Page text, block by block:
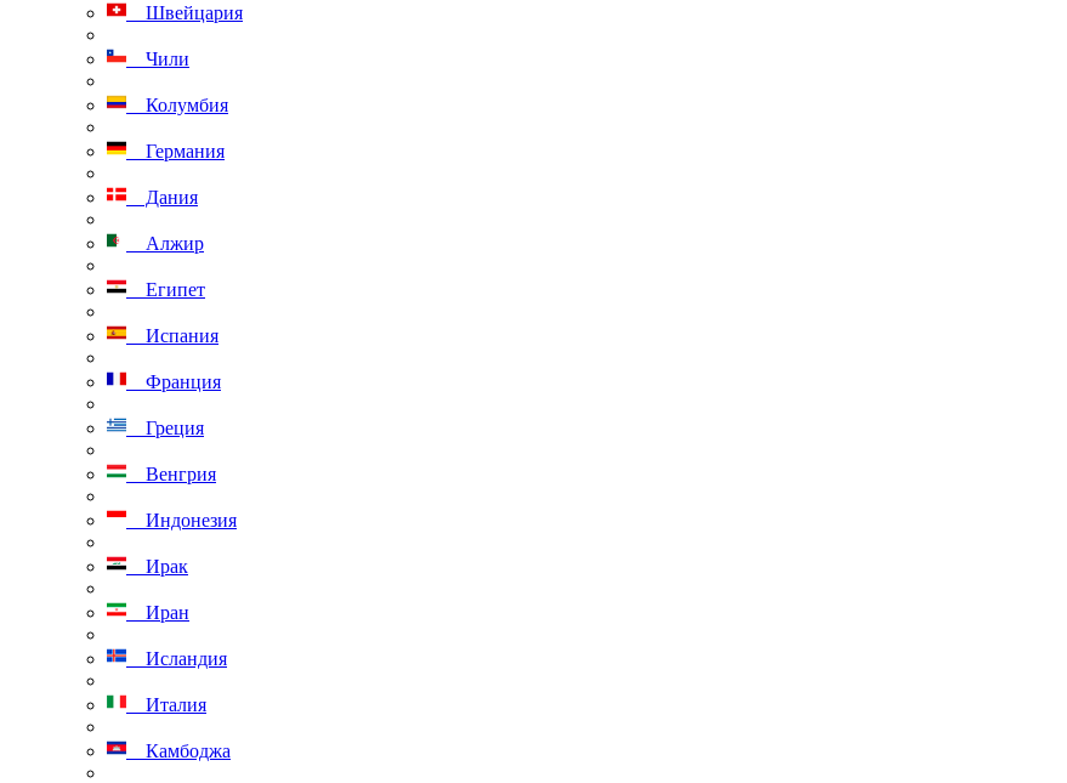
Швейцария
Чили
Колумбия
Германия
Дания
Алжир
Египет
Испания
Франция
Греция
Венгрия
Индонезия
Ирак
Иран
Исландия
Италия
Камбоджа